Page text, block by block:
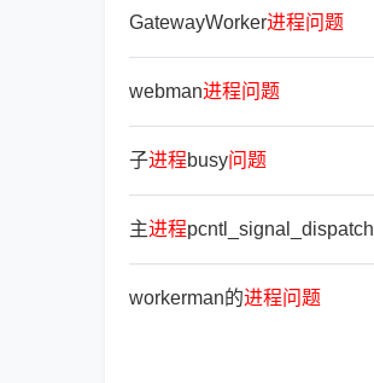
GatewayWorker进程问题
webman进程问题
子进程busy问题
主进程pcntl_signal_dispatch
workerman的进程问题